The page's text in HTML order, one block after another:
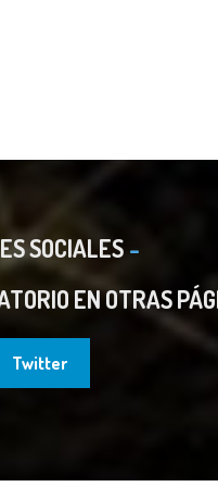
SOCIALES
EN OTRAS
Twitter